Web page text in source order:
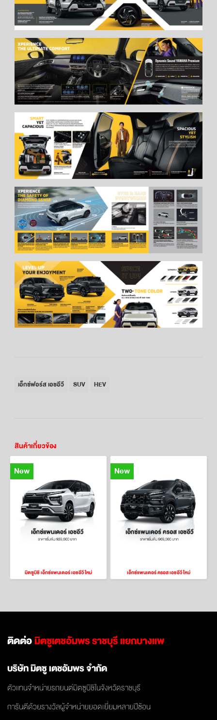
เอ็กซ์ฟอร์ส เอชอีวี SUV HEV
สินค้าเกี่ยวข้อง
New
มิตซูบิชิ เอ็กซ์แพนเดอร์ เอชอีวี ใหม่
New
เอ็กซ์แพนเดอร์ ครอส เอชอีวี ใหม่
ติดต่อมิตซูเตชอัมพร ราชบุรี แยกบางแพ
บริษัท มิตซู เตชอัมพร จำกัด
ตัวแทนจำหน่ายรถยนต์มิตซูบิชิในจังหวัดราชบุรี
การันตีด้วยรางวัลผู้จำหน่ายยอดเยี่ยมหลายปีซ้อน